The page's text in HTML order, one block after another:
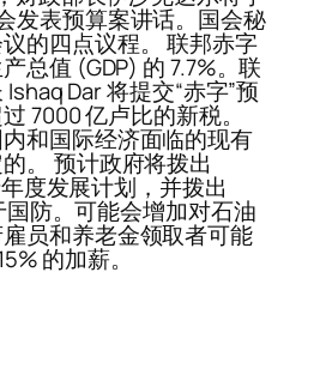
发表预算案讲话。国会秘
的四点议程。 联邦赤字
总值 (GDP) 的 7.7%。联
Dar 将提交“赤字”预
7000 亿卢比的新税。
和国际经济面临的现有
。 预计政府将拨出
度发展计划，并拨出
国防。可能会增加对石油
员和养老金领取者可能
的加薪。